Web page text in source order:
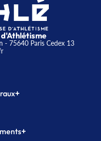
- 75640 Paris Cedex 13
+
+